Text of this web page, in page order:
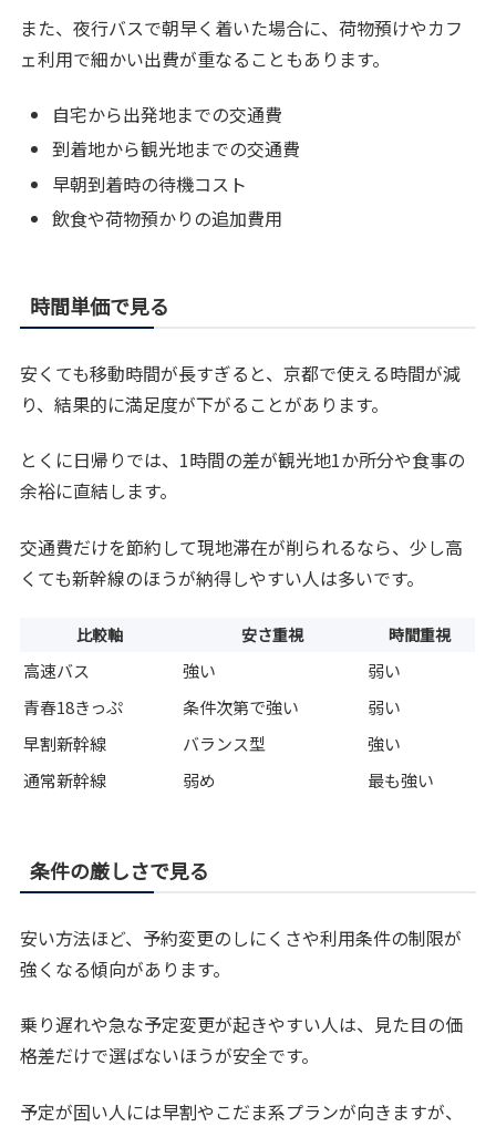
また、夜行バスで朝早く着いた場合に、荷物預けやカフ
ェ利用で細かい出費が重なることもあります。
自宅から出発地までの交通費
到着地から観光地までの交通費
早朝到着時の待機コスト
飲食や荷物預かりの追加費用
時間単価で見る
安くても移動時間が長すぎると、京都で使える時間が減
り、結果的に満足度が下がることがあります。
とくに日帰りでは、1時間の差が観光地1か所分や食事の
余裕に直結します。
交通費だけを節約して現地滞在が削られるなら、少し高
くても新幹線のほうが納得しやすい人は多いです。
比較軸 安さ重視 時間重視
高速バス 強い
弱い
青春18きっぷ
条件次第で強い
弱い
早割新幹線
バランス型
強い
通常新幹線
弱め 最も強い
条件の厳しさで見る
安い方法ほど、予約変更のしにくさや利用条件の制限が
強くなる傾向があります。
乗り遅れや急な予定変更が起きやすい人は、見た目の価
格差だけで選ばないほうが安全です。
予定が固い人には早割やこだま系プランが向きますが、